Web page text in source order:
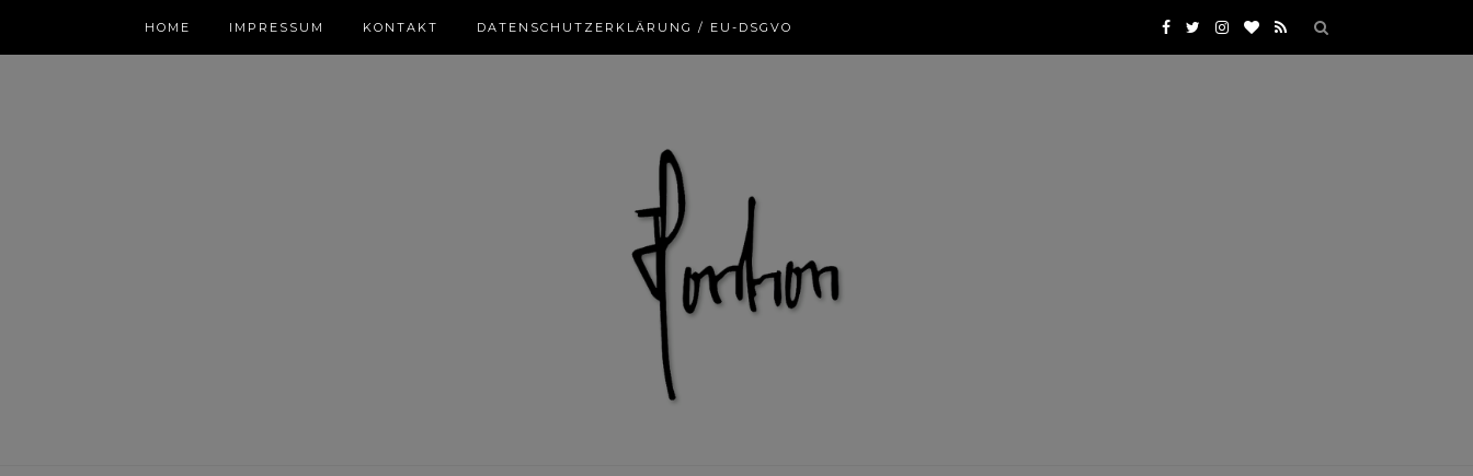
HOME IMPRESSUM KONTAKT DATENSCHUTZERKLÄRUNG / EU-DSGVO